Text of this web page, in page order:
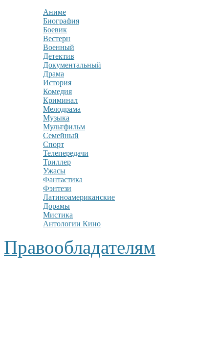
Аниме
Биография
Боевик
Вестерн
Военный
Детектив
Документальный
Драма
История
Комедия
Криминал
Мелодрама
Музыка
Мультфильм
Семейный
Спорт
Телепередачи
Триллер
Ужасы
Фантастика
Фэнтези
Латиноамериканские
Дорамы
Мистика
Антологии Кино
Правообладателям